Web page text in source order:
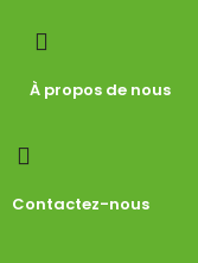
À propos de nous
Contactez-nous